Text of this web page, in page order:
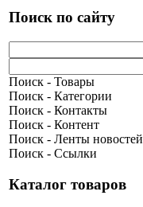
Поиск по сайту
Поиск - Товары
Поиск - Категории
Поиск - Контакты
Поиск - Контент
Поиск - Ленты новостей
Поиск - Ссылки
Каталог товаров